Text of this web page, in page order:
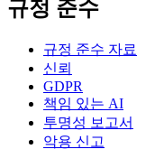
규정 준수
규정 준수 자료
신뢰
GDPR
책임 있는 AI
투명성 보고서
악용 신고